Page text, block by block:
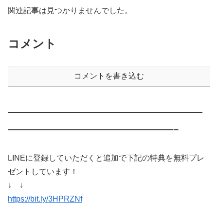
関連記事は見つかりませんでした。
コメント
コメントを書き込む
————————————————————
—————————————————–
LINEに登録していただくと追加で下記の特典を無料プレ
ゼントしています！
↓ ↓
https://bit.ly/3HPRZNf